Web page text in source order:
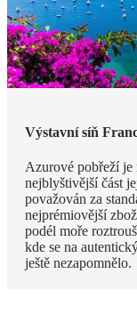
Výstavní síň
Azurové pobřeží je
nejblyštivější část
považován za
nejprémiovější
podél moře
kde se na
ještě nezapomnělo.